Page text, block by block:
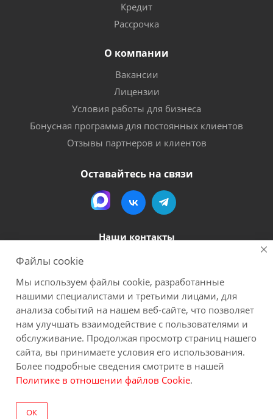
Кредит
Рассрочка
О компании
Вакансии
Лицензии
Условия работы для бизнеса
Бонусная программа для постоянных клиентов
Отзывы партнеров и клиентов
Оставайтесь на связи
Наши контакты
megapack-secr@inbox.ru
2026 Мегапак
Все материалы данного сайта являются объектами авторского права (в
том числе дизайн). Запрещается копирование, распространение (в том
числе путем копирования на другие сайты и ресурсы в Интернете) или
любое иное использование информации и объектов без
предварительного согласия правообладателя. Пользуясь сайтом Вы
Файлы cookie
Мы используем файлы cookie, разработанные
нашими специалистами и третьими лицами, для
анализа событий на нашем веб-сайте, что позволяет
нам улучшать взаимодействие с пользователями и
обслуживание. Продолжая просмотр страниц нашего
сайта, вы принимаете условия его использования.
Более подробные сведения смотрите в нашей
Политике в отношении файлов Cookie.
ОК